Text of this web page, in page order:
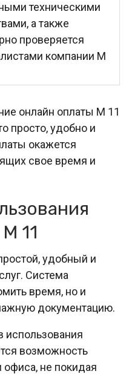
техническими
а также
проверяется
компании М
онлайн оплаты М 11
просто, удобно и
окажется
свое время и
11
удобный и
Система
время, но и
документацию.
использования
возможность
не покидая